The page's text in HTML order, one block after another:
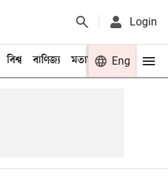
Login
বিশ্ব বাণিজ্য মতামত খেলা
Eng